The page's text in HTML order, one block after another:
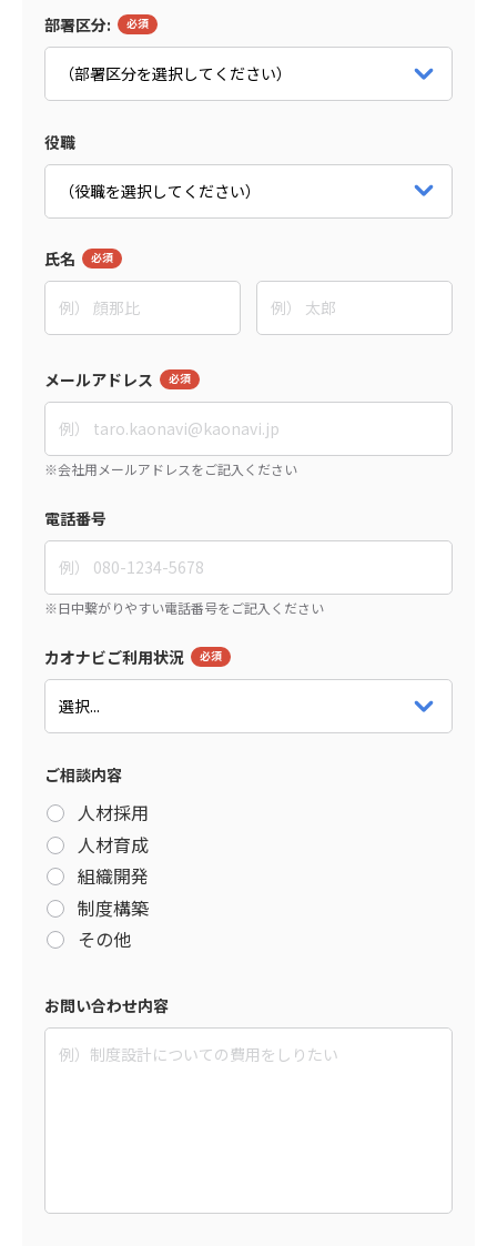
部署区分:
役職
氏名
メールアドレス
電話番号
カオナビご利用状況
ご相談内容
人材採用
人材育成
組織開発
制度構築
その他
お問い合わせ内容